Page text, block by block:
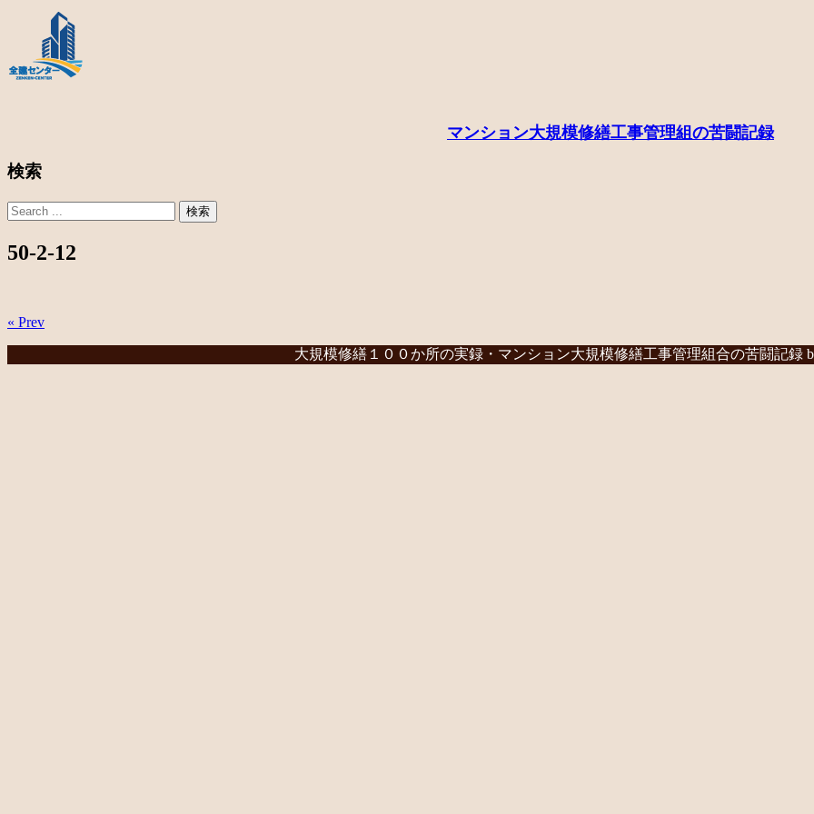
マンション大規模修繕工事管理組の苦闘記録
検索
50-2-12
« Prev
大規模修繕１００か所の実録・マンション大規模修繕工事管理組合の苦闘記録